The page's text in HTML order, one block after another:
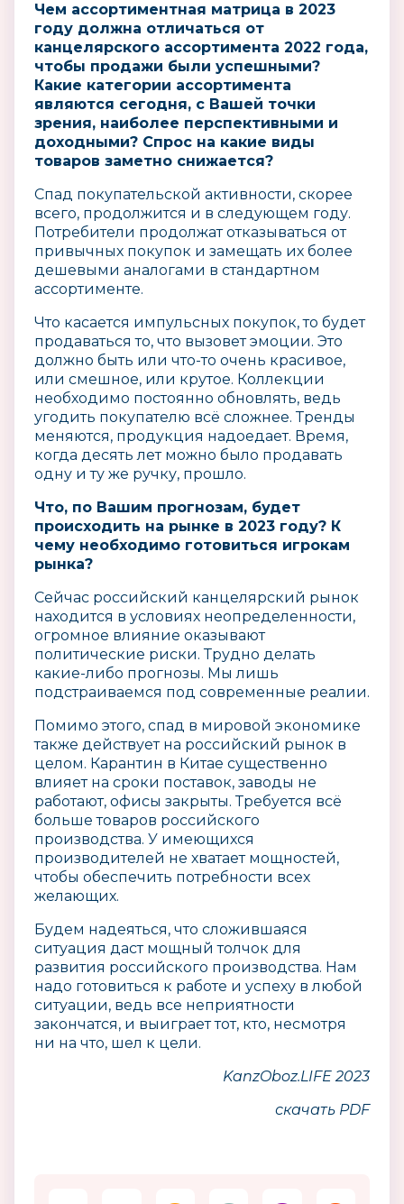
Чем ассортиментная матрица в 2023
году должна отличаться от
канцелярского ассортимента 2022 года,
чтобы продажи были успешными?
Какие категории ассортимента
являются сегодня, с Вашей точки
зрения, наиболее перспективными и
доходными? Спрос на какие виды
товаров заметно снижается?
Спад покупательской активности, скорее
всего, продолжится и в следующем году.
Потребители продолжат отказываться от
привычных покупок и замещать их более
дешевыми аналогами в стандартном
ассортименте.
Что касается импульсных покупок, то будет
продаваться то, что вызовет эмоции. Это
должно быть или что-то очень красивое,
или смешное, или крутое. Коллекции
необходимо постоянно обновлять, ведь
угодить покупателю всё сложнее. Тренды
меняются, продукция надоедает. Время,
когда десять лет можно было продавать
одну и ту же ручку, прошло.
Что, по Вашим прогнозам, будет
происходить на рынке в 2023 году? К
чему необходимо готовиться игрокам
рынка?
Сейчас российский канцелярский рынок
находится в условиях неопределенности,
огромное влияние оказывают
политические риски. Трудно делать
какие-либо прогнозы. Мы лишь
подстраиваемся под современные реалии.
Помимо этого, спад в мировой экономике
также действует на российский рынок в
целом. Карантин в Китае существенно
влияет на сроки поставок, заводы не
работают, офисы закрыты. Требуется всё
больше товаров российского
производства. У имеющихся
производителей не хватает мощностей,
чтобы обеспечить потребности всех
желающих.
Будем надеяться, что сложившаяся
ситуация даст мощный толчок для
развития российского производства. Нам
надо готовиться к работе и успеху в любой
ситуации, ведь все неприятности
закончатся, и выиграет тот, кто, несмотря
ни на что, шел к цели.
KanzOboz.LIFE 2023
скачать PDF